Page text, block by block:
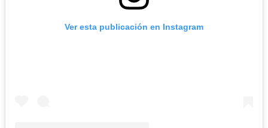
Ver esta publicación en Instagram